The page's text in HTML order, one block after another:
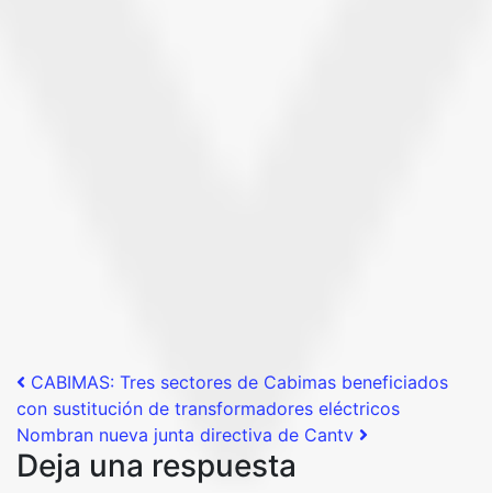
Post navigation
CABIMAS: Tres sectores de Cabimas beneficiados
con sustitución de transformadores eléctricos
Nombran nueva junta directiva de Cantv
Deja una respuesta